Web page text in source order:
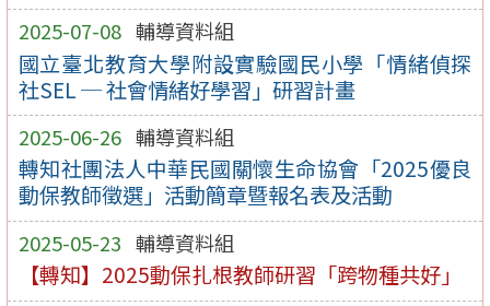
2025-07-08 輔導資料組
國立臺北教育大學附設實驗國民小學「情緒偵探
社SEL ─ 社會情緒好學習」研習計畫
2025-06-26 輔導資料組
轉知社團法人中華民國關懷生命協會「2025優良
動保教師徵選」活動簡章暨報名表及活動
2025-05-23 輔導資料組
【轉知】2025動保扎根教師研習「跨物種共好」